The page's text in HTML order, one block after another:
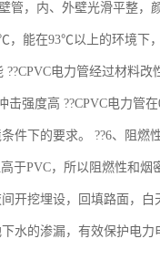
管，内、外壁光滑平整
能在93℃以上的环境下
??CPVC电力管经过材料
击强度高 ??CPVC电力
件下的要求。 ??6、阻燃
于PVC，所以阻燃性和
开挖埋设，回填路面，
水的渗漏，有效保护电